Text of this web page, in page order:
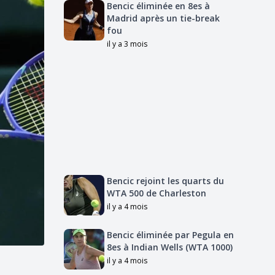
Bencic éliminée en 8es à
Madrid après un tie-break
fou
il y a 3 mois
Bencic rejoint les quarts du
WTA 500 de Charleston
il y a 4 mois
Bencic éliminée par Pegula en
8es à Indian Wells (WTA 1000)
il y a 4 mois